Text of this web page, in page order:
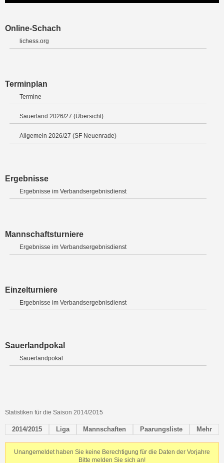
Online-Schach
lichess.org
Terminplan
Termine
Sauerland 2026/27 (Übersicht)
Allgemein 2026/27 (SF Neuenrade)
Ergebnisse
Ergebnisse im Verbandsergebnisdienst
Mannschaftsturniere
Ergebnisse im Verbandsergebnisdienst
Einzelturniere
Ergebnisse im Verbandsergebnisdienst
Sauerlandpokal
Sauerlandpokal
Statistiken für die Saison 2014/2015
2014/2015 Liga Mannschaften Paarungsliste Mehr
Unangemeldet haben Sie keine Berechtigung für die Daten der Vorjahre
Bitte melden Sie sich an!